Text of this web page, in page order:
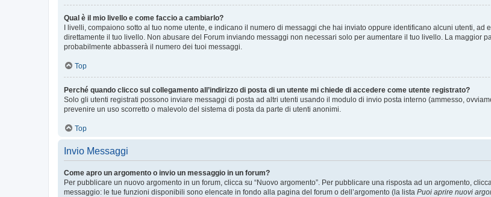
Qual è il mio livello e come faccio a cambiarlo?
I livelli, compaiono sotto al tuo nome utente, e indicano il numero di messaggi che hai inviato oppure identificano alcuni utenti, ad
direttamente il tuo livello. Non abusare del Forum inviando messaggi non necessari solo per aumentare il tuo livello. La maggior
probabilmente abbasserà il numero dei tuoi messaggi.
Top
Perché quando clicco sul collegamento all’indirizzo di posta di un utente mi chiede di accedere come utente registrato?
Solo gli utenti registrati possono inviare messaggi di posta ad altri utenti usando il modulo di invio posta interno (ammesso,
prevenire un uso scorretto o malevolo del sistema di posta da parte di utenti anonimi.
Top
Invio Messaggi
Come apro un argomento o invio un messaggio in un forum?
Per pubblicare un nuovo argomento in un forum, clicca su “Nuovo argomento”. Per pubblicare una risposta ad un argomento,
messaggio: le tue funzioni disponibili sono elencate in fondo alla pagina del forum o dell’argomento (la lista Puoi aprire nuovi